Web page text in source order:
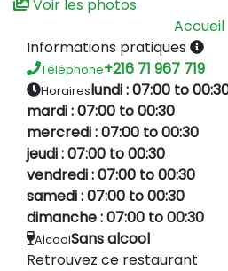
Voir les photos
Accueil
Informations pratiques
Téléphone+216 71 967 719
Horaireslundi : 07:00 to
mardi : 07:00 to 00:30
mercredi : 07:00 to 00:30
jeudi : 07:00 to 00:30
vendredi : 07:00 to 00:30
samedi : 07:00 to 00:30
dimanche : 07:00 to 00:30
AlcoolSans alcool
Retrouvez ce restaurant